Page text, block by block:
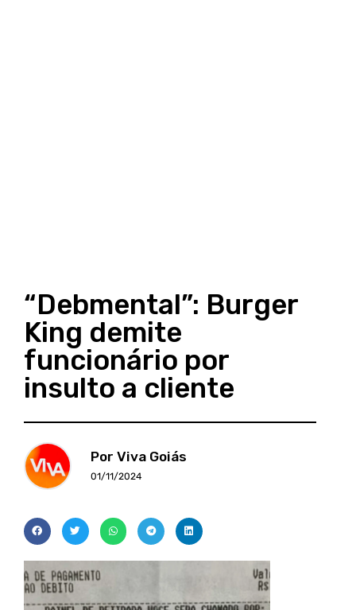
“Debmental”: Burger
King demite
funcionário por
insulto a cliente
Por Viva Goiás
01/11/2024